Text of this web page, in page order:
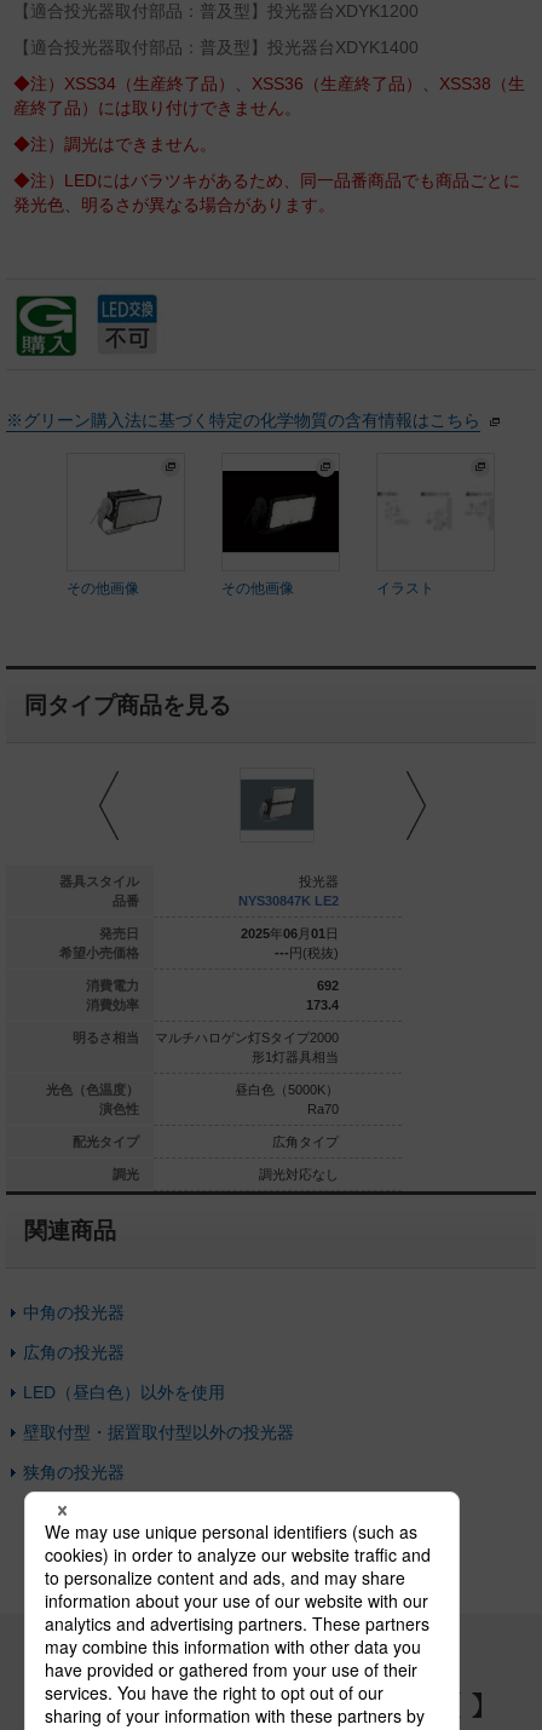
【適合投光器取付部品：普及型】投光器台XDYK1200
【適合投光器取付部品：普及型】投光器台XDYK1400
◆注）XSS34（生産終了品）、XSS36（生産終了品）、XSS38（生
産終了品）には取り付けできません。
◆注）調光はできません。
◆注）LEDにはバラツキがあるため、同一品番商品でも商品ごとに
発光色、明るさが異なる場合があります。
※グリーン購入法に基づく特定の化学物質の含有情報はこちら
その他画像 その他画像 イラスト
同タイプ商品を見る
器具スタイル
品番
発売日
希望小売価格
消費電力
消費効率
明るさ相当
光色（色温度）
演色性
配光タイプ
調光
投光器
円(税抜)
591
162.4
Sタイプ1500
色（5000K）
狭角タイプ
投光器
NYS30847K LE2
2025年06 月 01 日
---円(税抜)
692
173.4
マルチハロゲン灯Sタイプ2000
形1灯器具相当
昼白色（5000K）
Ra70
広角タイプ
調光対応なし
関連商品
中角の投光器
広角の投光器
LED（昼白色）以外を使用
壁取付型・据置取付型以外の投光器
狭角の投光器
パナソニックの電気設備 SNSアカウント